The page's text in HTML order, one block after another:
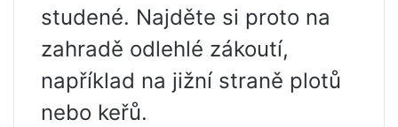
studené. Najděte si proto na
zahradě odlehlé zákoutí,
například na jižní straně plotů
nebo keřů.